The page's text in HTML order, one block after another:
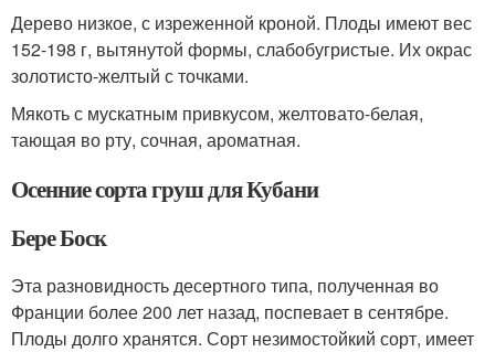
Дерево низкое, с изреженной кроной. Плоды имеют вес
152-198 г, вытянутой формы, слабобугристые. Их окрас
золотисто-желтый с точками.
Мякоть с мускатным привкусом, желтовато-белая,
тающая во рту, сочная, ароматная.
Осенние сорта груш для Кубани
Бере Боск
Эта разновидность десертного типа, полученная во
Франции более 200 лет назад, поспевает в сентябре.
Плоды долго хранятся. Сорт незимостойкий сорт, имеет